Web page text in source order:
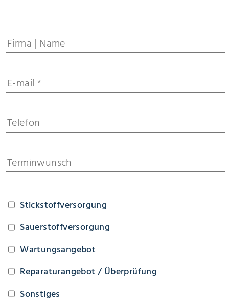
Stickstoffversorgung
Sauerstoffversorgung
Wartungsangebot
Reparaturangebot / Überprüfung
Sonstiges